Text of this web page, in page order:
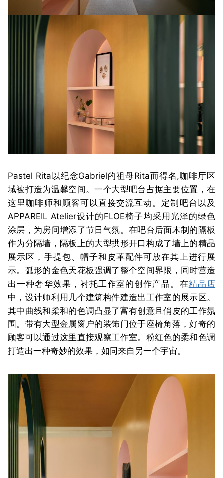
Pastel Rita以纪念Gabriel的祖母Rita而得名,咖啡厅区
域被打造为温馨空间。一个大型吧台占据主要位置，在
这里咖啡师和顾客可以直接交流互动。定制吧台以及
APPAREIL Atelier设计的FLOE椅子均采用光泽的绿色
涂层，为房间增添了节日气氛。在吧台后面木制的隔板
作为分隔墙，隔板上的大型拱形开口构成了墙上的精品
展示区，手提包、帽子和皮革配件可放在其上进行展
示。弧形的金色天花板强调了整个空间界限，同时营造
出一种奢华效果，衬托工作室的创作产品。在精品店
中，设计师利用几个建筑构件建造出工作室的展示区。
其中曲线和柔和的色调凸显了富有创意且俏皮的工作氛
围。带有大型金属窗户的装饰门位于座椅角落，好奇的
顾客可以通过这里直接观察工作室。粉红色的柔和色调
打造出一种奇妙的效果，如同来自另一个宇宙。